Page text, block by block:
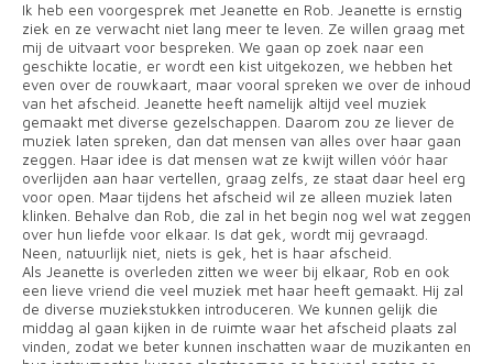
Ik heb een voorgesprek met Jeanette en Rob. Jeanette is ernstig
ziek en ze verwacht niet lang meer te leven. Ze willen graag met
mij de uitvaart voor bespreken. We gaan op zoek naar een
geschikte locatie, er wordt een kist uitgekozen, we hebben het
even over de rouwkaart, maar vooral spreken we over de inhoud
van het afscheid. Jeanette heeft namelijk altijd veel muziek
gemaakt met diverse gezelschappen. Daarom zou ze liever de
muziek laten spreken, dan dat mensen van alles over haar gaan
zeggen. Haar idee is dat mensen wat ze kwijt willen vóór haar
overlijden aan haar vertellen, graag zelfs, ze staat daar heel erg
voor open. Maar tijdens het afscheid wil ze alleen muziek laten
klinken. Behalve dan Rob, die zal in het begin nog wel wat zeggen
over hun liefde voor elkaar. Is dat gek, wordt mij gevraagd.
Neen, natuurlijk niet, niets is gek, het is haar afscheid.
Als Jeanette is overleden zitten we weer bij elkaar, Rob en ook
een lieve vriend die veel muziek met haar heeft gemaakt. Hij zal
de diverse muziekstukken introduceren. We kunnen gelijk die
middag al gaan kijken in de ruimte waar het afscheid plaats zal
vinden, zodat we beter kunnen inschatten waar de muzikanten en